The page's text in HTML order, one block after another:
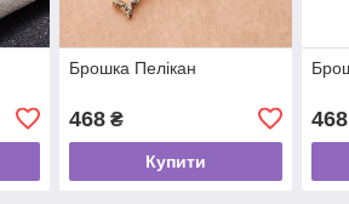
Брошка Пелікан
468₴
Купити
468